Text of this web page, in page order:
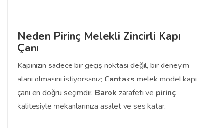
Neden Pirinç Melekli Zincirli Kapı
Çanı
Kapınızın sadece bir geçiş noktası değil, bir deneyim
alanı olmasını istiyorsanız; Cantaks melek model kapı
çanı en doğru seçimdir. Barok zarafeti ve pirinç
kalitesiyle mekanlarınıza asalet ve ses katar.